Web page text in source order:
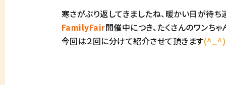
寒さがぶり返してきましたね、暖かい日が待ち
FamilyFair開催中につき、たくさんのワンち
今回は２回に分けて紹介させて頂きます